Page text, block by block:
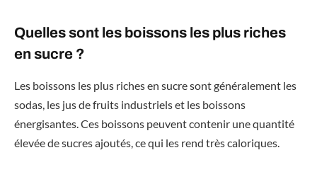
Quelles sont les boissons les plus riches
en sucre ?
Les boissons les plus riches en sucre sont généralement les
sodas, les jus de fruits industriels et les boissons
énergisantes. Ces boissons peuvent contenir une quantité
élevée de sucres ajoutés, ce qui les rend très caloriques.